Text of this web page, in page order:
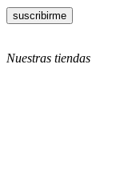
Nuestras tiendas